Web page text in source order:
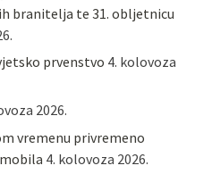
branitelja te 31. obljetnicu
prvenstvo 4. kolovoza
2026.
vremenu privremeno
4. kolovoza 2026.